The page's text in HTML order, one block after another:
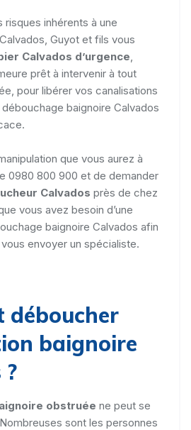
inhérents à une
Guyot et fils vous
Calvados d’urgence
prêt à intervenir à tout
pour libérer vos canalisations
baignoire Calvados
que vous aurez à
0980 800 900 et de demander
Calvados près de chez
vous avez besoin d’une
baignoire Calvados afin
envoyer un spécialiste.
déboucher
baignoire
obstruée ne peut se
sont les personnes